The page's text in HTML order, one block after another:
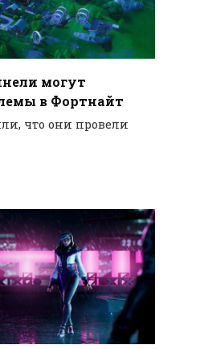
могут
в Фортнайт
что они провели